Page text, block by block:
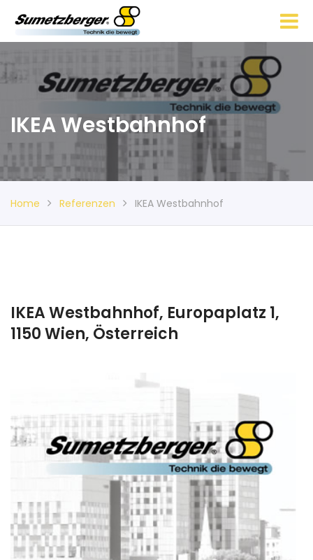
IKEA Westbahnhof
Home Referenzen IKEA Westbahnhof
IKEA Westbahnhof, Europaplatz 1,
1150 Wien, Österreich